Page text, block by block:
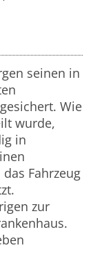
seinen in
Wie
wurde,
in
Fahrzeug
zur